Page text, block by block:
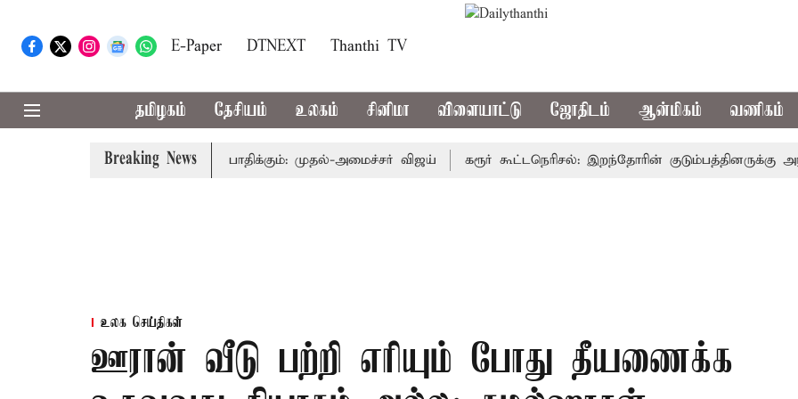
E-Paper DTNEXT Thanthi TV
தமிழகம் தேசியம் உலகம் சினிமா விளையாட்டு ஜோதிடம் ஆன்மிகம் வணிகம்
Breaking News
தொகுதி மறுவரையறை பாதிக்கும்: முதல்-அமைச்சர் விஜய் கரூர் கூட்டநெரிசல்: இறந்தோரின் குடும்பத்தினருக்கு
உலக செய்திகள்
ஊரான் வீடு பற்றி எரியும் போது தீயணைக்க